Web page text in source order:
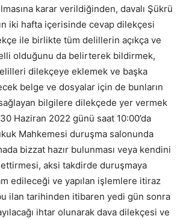
karar verildiğinden, davalı Şükrü
iki hafta içerisinde cevap dilekçesi
ile birlikte tüm delillerin açıkça ve
olduğunu da belirterek bildirmek,
dilekçeye eklemek ve başka
belge ve dosyalar için de bunların
bilgilere dilekçede yer vermek
Haziran 2022 günü saat 10:00’da
Mahkemesi duruşma salonunda
bizzat hazır bulunması veya kendini
aksi takdirde duruşmaya
edileceği ve yapılan işlemlere itiraz
ilan tarihinden itibaren yedi gün sonra
ihtar olunarak dava dilekçesi ve